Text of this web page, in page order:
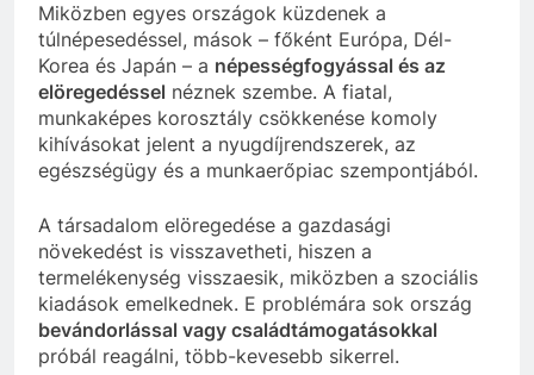
Miközben egyes országok küzdenek a
túlnépesedéssel, mások – főként Európa, Dél-
Korea és Japán – a népességfogyással és az
elöregedéssel néznek szembe. A fiatal,
munkaképes korosztály csökkenése komoly
kihívásokat jelent a nyugdíjrendszerek, az
egészségügy és a munkaerőpiac szempontjából.
A társadalom elöregedése a gazdasági
növekedést is visszavetheti, hiszen a
termelékenység visszaesik, miközben a szociális
kiadások emelkednek. E problémára sok ország
bevándorlással vagy családtámogatásokkal
próbál reagálni, több-kevesebb sikerrel.